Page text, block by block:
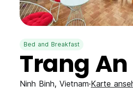
Bed and Breakfast
Trang
Ninh Binh, Vietnam Karte